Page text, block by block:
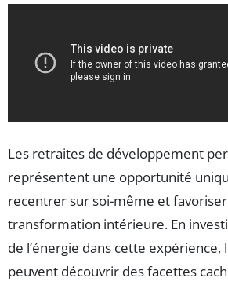
Les retraites de développement
représentent une opportunité
recentrer sur soi-même et
transformation intérieure. En
de l’énergie dans cette expérience,
peuvent découvrir des facettes